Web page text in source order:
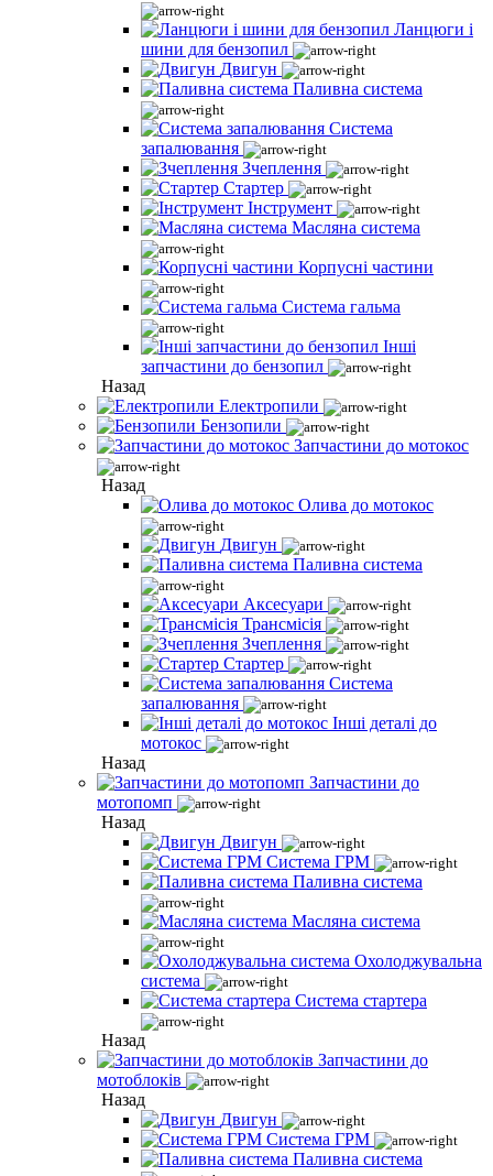
Ланцюги і
шини для бензопил
Двигун
Паливна система
Система
запалювання
Зчеплення
Стартер
Інструмент
Масляна система
Корпусні частини
Система гальма
Інші
запчастини до бензопил
Назад
Електропили
Бензопили
Запчастини до мотокос
Назад
Олива до мотокос
Двигун
Паливна система
Аксесуари
Трансмісія
Зчеплення
Стартер
Система
запалювання
Інші деталі до
мотокос
Назад
Запчастини до
мотопомп
Назад
Двигун
Система ГРМ
Паливна система
Масляна система
Охолоджувальна
система
Система стартера
Назад
Запчастини до
мотоблоків
Назад
Двигун
Система ГРМ
Паливна система